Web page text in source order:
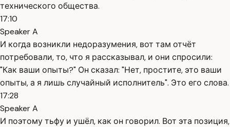
технического общества.
17:10
Speaker A
И когда возникли недоразумения, вот там отчёт
потребовали, то, что я рассказывал, и они спросили:
"Как ваши опыты?" Он сказал: "Нет, простите, это ваши
опыты, а я лишь случайный исполнитель". Это его слова.
17:28
Speaker A
И поэтому тьфу и ушёл, как он говорил. Вот эта позиция,